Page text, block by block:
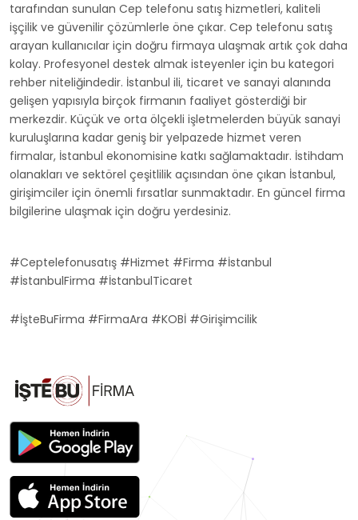
tarafından sunulan Cep telefonu satış hizmetleri, kaliteli
işçilik ve güvenilir çözümlerle öne çıkar. Cep telefonu satış
arayan kullanıcılar için doğru firmaya ulaşmak artık çok daha
kolay. Profesyonel destek almak isteyenler için bu kategori
rehber niteliğindedir. İstanbul ili, ticaret ve sanayi alanında
gelişen yapısıyla birçok firmanın faaliyet gösterdiği bir
merkezdir. Küçük ve orta ölçekli işletmelerden büyük sanayi
kuruluşlarına kadar geniş bir yelpazede hizmet veren
firmalar, İstanbul ekonomisine katkı sağlamaktadır. İstihdam
olanakları ve sektörel çeşitlilik açısından öne çıkan İstanbul,
girişimciler için önemli fırsatlar sunmaktadır. En güncel firma
bilgilerine ulaşmak için doğru yerdesiniz.
#Ceptelefonusatış #Hizmet #Firma #İstanbul
#İstanbulFirma #İstanbulTicaret
#İşteBuFirma #FirmaAra #KOBİ #Girişimcilik